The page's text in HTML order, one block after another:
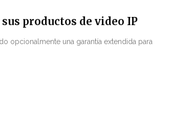
productos de video IP
opcionalmente una garantía extendida para